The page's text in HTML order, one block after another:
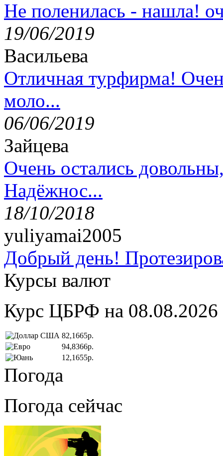
Не поленилась - нашла!
19/06/2019
Васильева
Отличная турфирма!
моло...
06/06/2019
Зайцева
Очень остались
Надёжнос...
18/10/2018
yuliyamai2005
Добрый день!
Курсы валют
Курс ЦБРФ на 08.08.2026
82,1665р.
94,8366р.
12,1655р.
Погода
Погода сейчас